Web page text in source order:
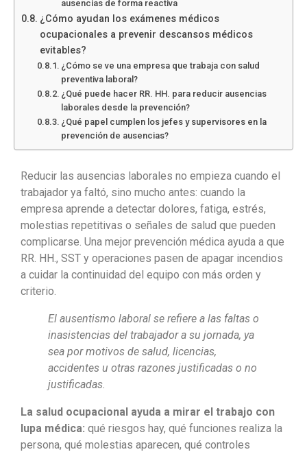
ausencias de forma reactiva
¿Cómo ayudan los exámenes médicos
ocupacionales a prevenir descansos médicos
evitables?
¿Cómo se ve una empresa que trabaja con salud
preventiva laboral?
¿Qué puede hacer RR. HH. para reducir ausencias
laborales desde la prevención?
¿Qué papel cumplen los jefes y supervisores en la
prevención de ausencias?
Reducir las ausencias laborales no empieza cuando el
trabajador ya faltó, sino mucho antes: cuando la
empresa aprende a detectar dolores, fatiga, estrés,
molestias repetitivas o señales de salud que pueden
complicarse. Una mejor prevención médica ayuda a que
RR. HH., SST y operaciones pasen de apagar incendios
a cuidar la continuidad del equipo con más orden y
criterio.
El ausentismo laboral se refiere a las faltas o
inasistencias del trabajador a su jornada, ya
sea por motivos de salud, licencias,
accidentes u otras razones justificadas o no
justificadas.
La salud ocupacional ayuda a mirar el trabajo con
lupa médica: qué riesgos hay, qué funciones realiza la
persona, qué molestias aparecen, qué controles